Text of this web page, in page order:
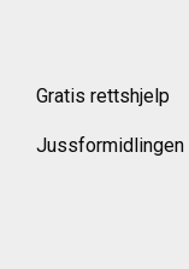
Gratis rettshjelp
Jussformidlingen